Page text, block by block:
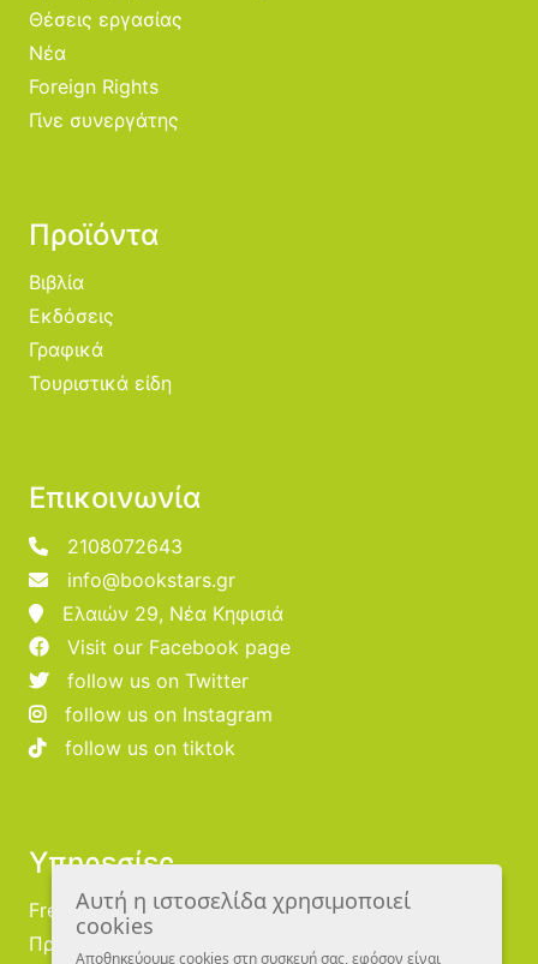
Θέσεις εργασίας
Νέα
Foreign Rights
Γίνε συνεργάτης
Προϊόντα
Βιβλία
Εκδόσεις
Γραφικά
Τουριστικά είδη
Επικοινωνία
2108072643
info@bookstars.gr
Ελαιών 29, Νέα Κηφισιά
Visit our Facebook page
follow us on Twitter
follow us on Instagram
follow us on tiktok
Υπηρεσίες
Free Publishing
Προμηθευτές
Αυτή η ιστοσελίδα χρησιμοποιεί
cookies
Αποθηκεύουμε cookies στη συσκευή σας, εφόσον είναι